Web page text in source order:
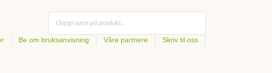
Be om bruksanvisning Våre partnere Skriv til oss